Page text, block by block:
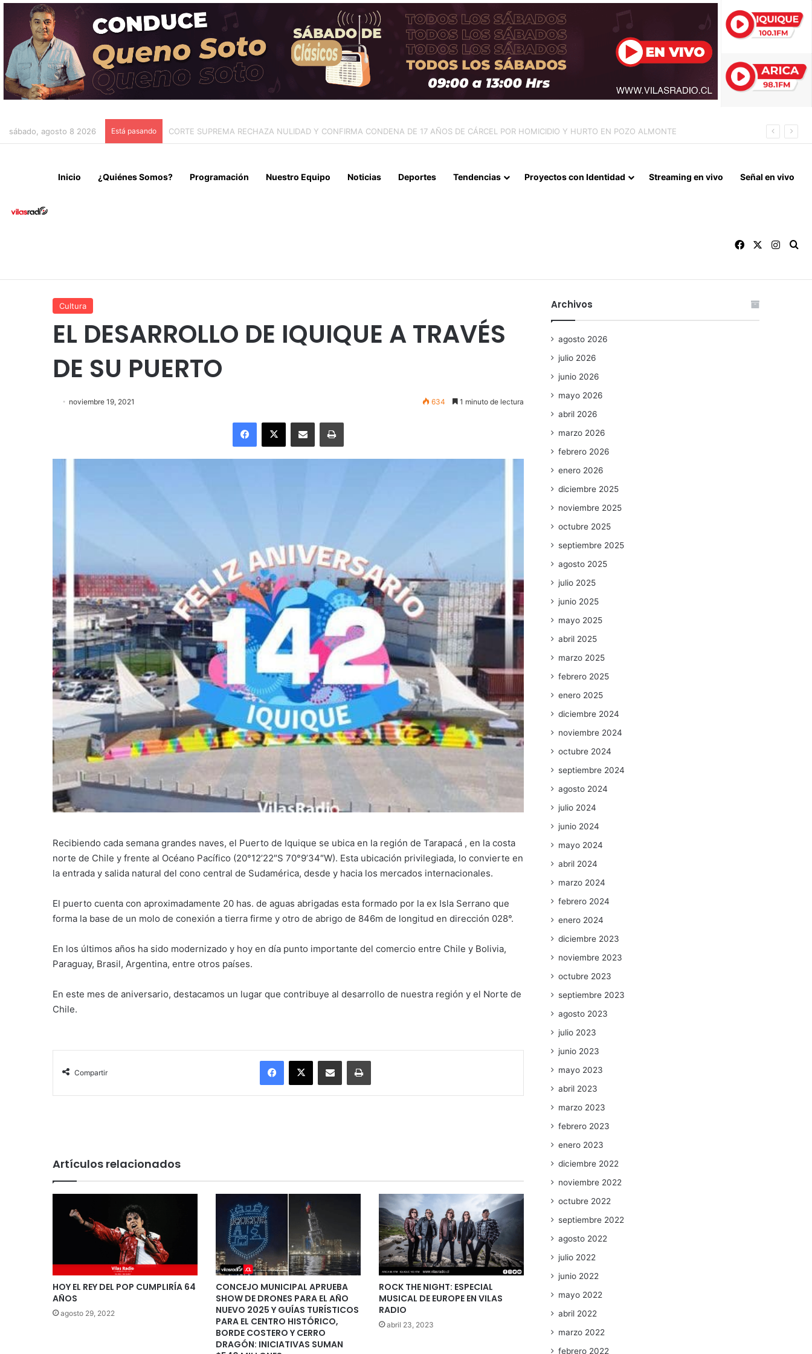
sábado, agosto 8 2026 Está pasando AUTORIDADES DEL GORE DE ARICA ACUDEN A CONTRALORÍA TRAS IRREGULARIDADES POR $95 MIL MILLONES EN LA GESTIÓN ANTERIOR
Inicio ¿Quiénes Somos? Programación Nuestro Equipo Noticias Deportes Tendencias Proyectos con Identidad Streaming en vivo Señal en vivo
Facebook
Cultura
EL DESARROLLO DE IQUIQUE A TRAVÉS
DE SU PUERTO
noviembre 19, 2021 634 1 minuto de lectura
Facebook
X Enviar vía email Imprimir
Recibiendo cada semana grandes naves, el Puerto de Iquique se ubica en la región de Tarapacá , en la costa
norte de Chile y frente al Océano Pacífico (20°12’22″S 70°9’34″W). Esta ubicación privilegiada, lo convierte en
la entrada y salida natural del cono central de Sudamérica, desde y hacia los mercados internacionales.
El puerto cuenta con aproximadamente 20 has. de aguas abrigadas esta formado por la ex Isla Serrano que
forma la base de un molo de conexión a tierra firme y otro de abrigo de 846m de longitud en dirección 028°.
En los últimos años ha sido modernizado y hoy en día punto importante del comercio entre Chile y Bolivia,
Paraguay, Brasil, Argentina, entre otros países.
En este mes de aniversario, destacamos un lugar que contribuye al desarrollo de nuestra región y el Norte de
Chile.
Compartir
Facebook
X Enviar vía email Imprimir
Artículos relacionados
HOY EL REY DEL POP CUMPLIRÍA 64
AÑOS
agosto 29, 2022
CONCEJO MUNICIPAL APRUEBA
SHOW DE DRONES PARA EL AÑO
NUEVO 2025 Y GUÍAS TURÍSTICOS
PARA EL CENTRO HISTÓRICO,
BORDE COSTERO Y CERRO
DRAGÓN: INICIATIVAS SUMAN
ROCK THE NIGHT: ESPECIAL
MUSICAL DE EUROPE EN VILAS
RADIO
abril 23, 2023
Archivos
agosto 2026
julio 2026
junio 2026
mayo 2026
abril 2026
marzo 2026
febrero 2026
enero 2026
diciembre 2025
noviembre 2025
octubre 2025
septiembre 2025
agosto 2025
julio 2025
junio 2025
mayo 2025
abril 2025
marzo 2025
febrero 2025
enero 2025
diciembre 2024
noviembre 2024
octubre 2024
septiembre 2024
agosto 2024
julio 2024
junio 2024
mayo 2024
abril 2024
marzo 2024
febrero 2024
enero 2024
diciembre 2023
noviembre 2023
octubre 2023
septiembre 2023
agosto 2023
julio 2023
junio 2023
mayo 2023
abril 2023
marzo 2023
febrero 2023
enero 2023
diciembre 2022
noviembre 2022
octubre 2022
septiembre 2022
agosto 2022
julio 2022
junio 2022
mayo 2022
abril 2022
marzo 2022
febrero 2022